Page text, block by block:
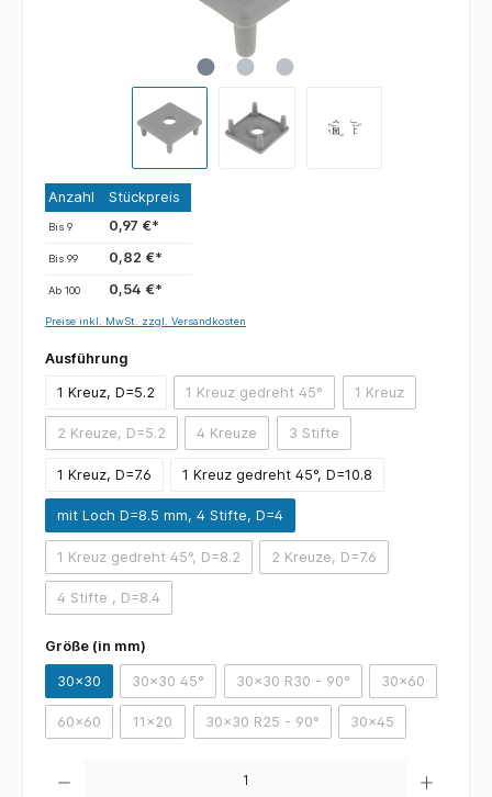
Anzahl Stückpreis
Bis9 0,97 €*
Bis99 0,82 €*
Ab100 0,54 €*
Preise inkl. MwSt. zzgl. Versandkosten
Ausführung
1 Kreuz, D=5.2 1 Kreuz gedreht 45° 1 Kreuz
2 Kreuze, D=5.2 4 Kreuze 3 Stifte
1 Kreuz, D=7.6 1 Kreuz gedreht 45°, D=10.8
mit Loch D=8.5 mm, 4 Stifte, D=4
1 Kreuz gedreht 45°, D=8.2 2 Kreuze, D=7.6
4 Stifte , D=8.4
Größe (in mm)
30x30 30x30 45° 30x30 R30 - 90° 30x60
60x60 11x20 30x30 R25 - 90° 30x45